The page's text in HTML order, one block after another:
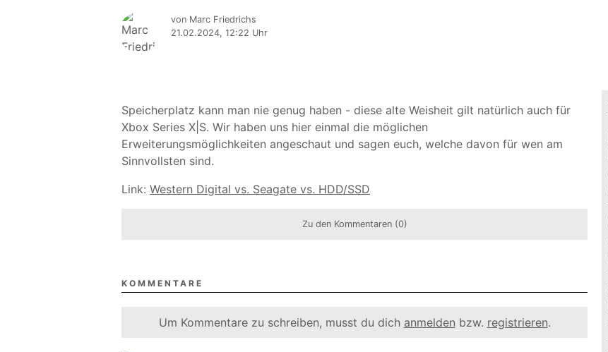
von Marc Friedrichs
21.02.2024, 12:22 Uhr
Speicherplatz kann man nie genug haben - diese alte Weisheit gilt natürlich auch für
Xbox Series X|S. Wir haben uns hier einmal die möglichen
Erweiterungsmöglichkeiten angeschaut und sagen euch, welche davon für wen am
Sinnvollsten sind.
Link: Western Digital vs. Seagate vs. HDD/SSD
Zu den Kommentaren (0)
KOMMENTARE
Um Kommentare zu schreiben, musst du dich anmelden bzw. registrieren.